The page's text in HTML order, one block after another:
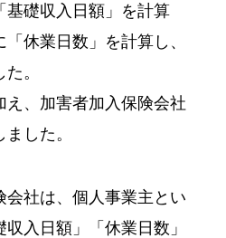
基礎収入日額」を計算
休業日数」を計算し、
。
え、加害者加入保険会社
した。
会社は、個人事業主とい
入日額」「休業日数」